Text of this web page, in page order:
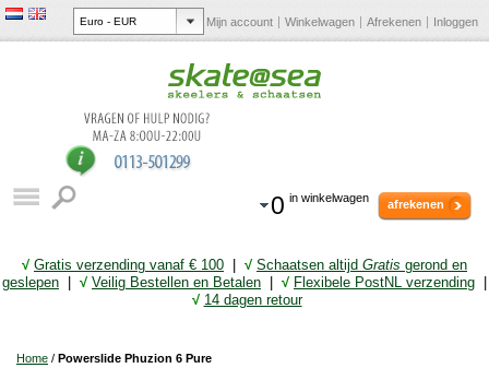
Mijn account Winkelwagen Afrekenen Inloggen
0 in winkelwagen afrekenen
√ Gratis verzending vanaf € 100 √ Schaatsen altijd Gratis gerond en
geslepen
√ Veilig Bestellen en Betalen √ Flexibele PostNL verzending
√ 14 dagen retour
Home / Powerslide Phuzion 6 Pure